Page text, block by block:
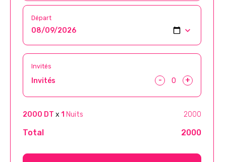
Départ
Invités
Invités - +
2000 DT x 1 Nuits 2000
Total 2000